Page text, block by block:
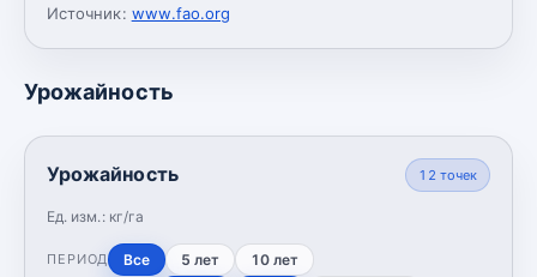
Источник: www.fao.org
Урожайность
Урожайность
Ед. изм.: кг/га
12 точек
ПЕРИОД Все 5 лет 10 лет